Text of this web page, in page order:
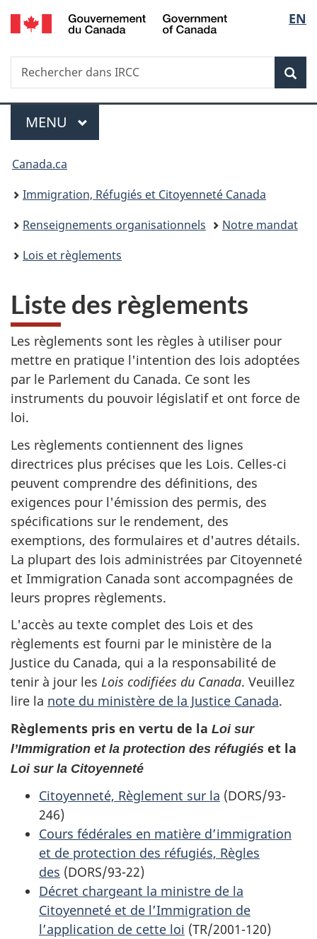
Passer
au
Passer
à
du
Passer
à
simplifiée
de
la
EN
Recherche
Rechercher
dans
Menu
MENU PRINCIPAL
Vous
êtes
ici :
Canada.ca
Immigration, Réfugiés et Citoyenneté Canada
Renseignements organisationnels
Notre mandat
Lois et règlements
Liste des règlements
Les règlements sont les règles à utiliser pour
mettre en pratique l'intention des lois adoptées
par le Parlement du Canada. Ce sont les
instruments du pouvoir législatif et ont force de
loi.
Les règlements contiennent des lignes
directrices plus précises que les Lois. Celles-ci
peuvent comprendre des définitions, des
exigences pour l'émission des permis, des
spécifications sur le rendement, des
exemptions, des formulaires et d'autres détails.
La plupart des lois administrées par Citoyenneté
et Immigration Canada sont accompagnées de
leurs propres règlements.
L'accès au texte complet des Lois et des
règlements est fourni par le ministère de la
Justice du Canada, qui a la responsabilité de
tenir à jour les Lois codifiées du Canada. Veuillez
lire la note du ministère de la Justice Canada.
Règlements pris en vertu de la Loi sur
l’Immigration et la protection des réfugiés et la
Loi sur la Citoyenneté
Citoyenneté, Règlement sur la (DORS/93-
246)
Cours fédérales en matière d’immigration
et de protection des réfugiés, Règles
des (DORS/93-22)
Décret chargeant la ministre de la
Citoyenneté et de l’Immigration de
l’application de cette loi (TR/2001-120)